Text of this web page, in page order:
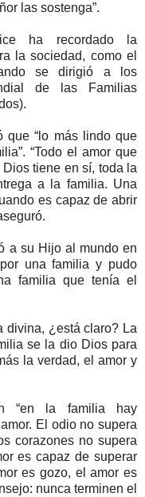
las sostenga”.
ha recordado la
la sociedad, como el
se dirigió a los
de las Familias
que “lo más lindo que
“Todo el amor que
tiene en sí, toda la
a la familia. Una
es capaz de abrir
a su Hijo al mundo en
una familia y pudo
familia que tenía el
divina, ¿está claro? La
se la dio Dios para
la verdad, el amor y
“en la familia hay
El odio no supera
corazones no supera
es capaz de superar
es gozo, el amor es
nunca terminen el